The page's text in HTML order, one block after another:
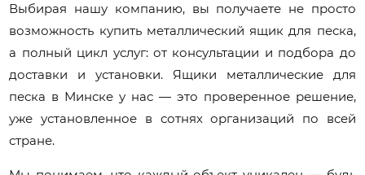
Выбирая нашу компанию, вы получаете не просто
возможность купить металлический ящик для песка,
а полный цикл услуг: от консультации и подбора до
доставки и установки. Ящики металлические для
песка в Минске у нас — это проверенное решение,
уже установленное в сотнях организаций по всей
стране.